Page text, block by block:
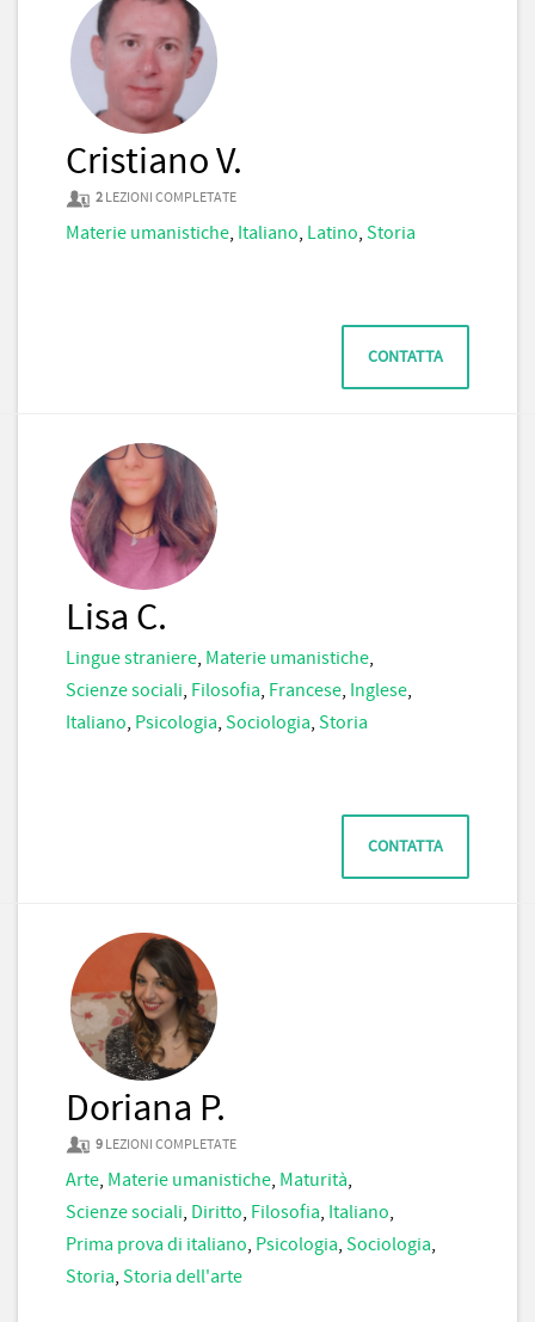
Cristiano V.
2 LEZIONI COMPLETATE
Materie umanistiche, Italiano, Latino, Storia
CONTATTA
Lisa C.
Lingue straniere, Materie umanistiche,
Scienze sociali, Filosofia, Francese, Inglese,
Italiano, Psicologia, Sociologia, Storia
CONTATTA
Doriana P.
9 LEZIONI COMPLETATE
Arte, Materie umanistiche, Maturità,
Scienze sociali, Diritto, Filosofia, Italiano,
Prima prova di italiano, Psicologia, Sociologia,
Storia, Storia dell'arte